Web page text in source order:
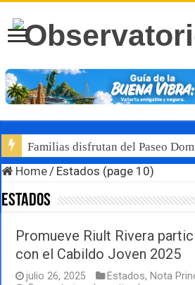
Familias disfrutan del Paseo
Luis Munguía destaca, junto al
Home / Estados (page 10)
Estados
Promueve Riult Rivera
con el Cabildo Joven 2025
julio 26, 2025 Estados, Nota